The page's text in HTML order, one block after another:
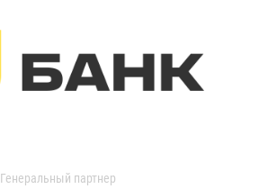
Генеральный партнер